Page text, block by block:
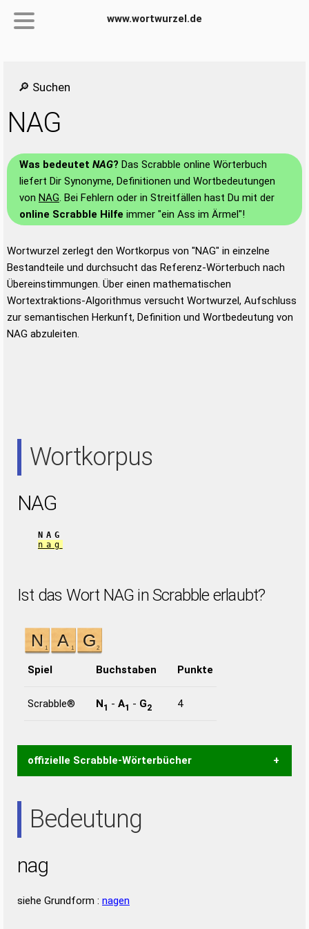
www.wortwurzel.de
🔎 Suchen
NAG
Was bedeutet NAG? Das Scrabble online Wörterbuch
liefert Dir Synonyme, Definitionen und Wortbedeutungen
von NAG. Bei Fehlern oder in Streitfällen hast Du mit der
online Scrabble Hilfe immer "ein Ass im Ärmel"!
Wortwurzel zerlegt den Wortkorpus von "NAG" in einzelne
Bestandteile und durchsucht das Referenz-Wörterbuch nach
Übereinstimmungen. Über einen mathematischen
Wortextraktions-Algorithmus versucht Wortwurzel, Aufschluss
zur semantischen Herkunft, Definition und Wortbedeutung von
NAG abzuleiten.
Wortkorpus
NAG
NAG
nag
Ist das Wort NAG in Scrabble erlaubt?
Spiel Buchstaben Punkte
Scrabble® N1 - A1 - G2 4
offizielle Scrabble-Wörterbücher
Wortanalyse-Algorithmus gute Anhaltspunkte zu
Wortbedeutung, Worttrennung und Wortform, um die
bestimmen!
Duden – Standardwerk in 12 Bänden
Bedeutung
nag
siehe Grundform : nagen